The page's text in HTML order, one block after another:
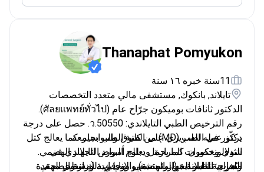
Thanaphat Pomyukon
11سنة خبره ١٦ سنة
تايلاند, بانكوك, مستشفى مالي متعدد التخصصات
الدكتور ثانافات بوميكون جرّاح عام (ศัลยแพทย์ทั่วไป).
رقم الترخيص الطبي التايلاندي: ว.50550. حصل على درجة
دكتور في الطب (MD) من كلية الطب بجامعة
شولالونغكورن. كما يحمل دبلوم البورد التايلاندي في
الجراحة العامة من مستشفى روي إت، وزارة الصحة.
يركّز عمله السريري على الفتوق والبواسير. كما يعالج كتل
الثدي وحصوات المرارة. ويعالج أمراض الجهاز الهضمي.
ويُجري تنظير الجهاز الهضمي، بما في ذلك تنظير المعدة
اللغات: التايلاندية (الرئيسية) والإنجليزية (مستوى مهني